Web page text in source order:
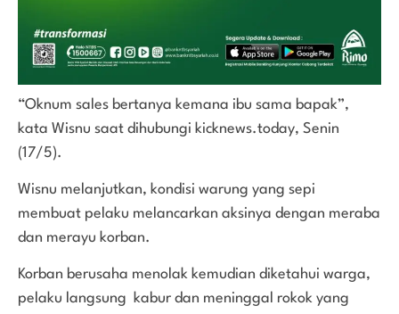
“Oknum sales bertanya kemana ibu sama bapak”,
kata Wisnu saat dihubungi kicknews.today, Senin
(17/5).
Wisnu melanjutkan, kondisi warung yang sepi
membuat pelaku melancarkan aksinya dengan meraba
dan merayu korban.
Korban berusaha menolak kemudian diketahui warga,
pelaku langsung kabur dan meninggal rokok yang